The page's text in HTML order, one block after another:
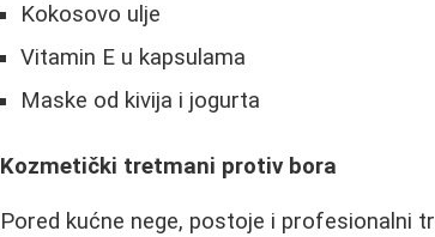
Kokosovo ulje
Vitamin E u kapsulama
Maske od kivija i jogurta
Kozmetički tretmani protiv bora
Pored kućne nege, postoje i profesionalni